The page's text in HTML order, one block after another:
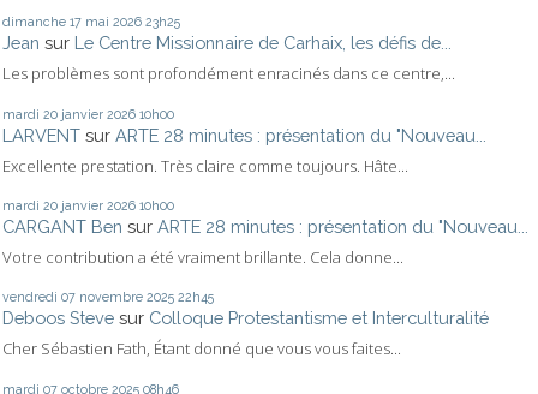
dimanche 17 mai 2026 23h25
Jean sur Le Centre Missionnaire de Carhaix, les défis de...
Les problèmes sont profondément enracinés dans ce centre,...
mardi 20 janvier 2026 10h00
LARVENT sur ARTE 28 minutes : présentation du "Nouveau...
Excellente prestation. Très claire comme toujours. Hâte...
mardi 20 janvier 2026 10h00
CARGANT Ben sur ARTE 28 minutes : présentation du "Nouveau...
Votre contribution a été vraiment brillante. Cela donne...
vendredi 07 novembre 2025 22h45
Deboos Steve sur Colloque Protestantisme et Interculturalité
Cher Sébastien Fath, Étant donné que vous vous faites...
mardi 07 octobre 2025 08h46